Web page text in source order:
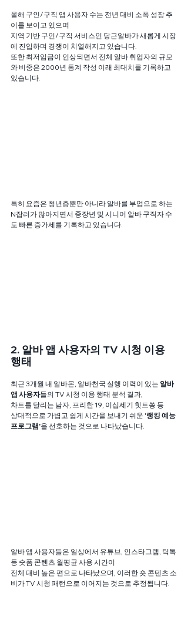
올해 구인/구직 앱 사용자 수는 전년 대비 소폭 성장 추
이를 보이고 있으며
지역 기반 구인/구직 서비스인 당근알바가 새롭게 시장
에 진입하며 경쟁이 치열해지고 있습니다.
또한 최저임금이 인상되면서 전체 알바 취업자의 규모
와 비중은 2000년 통계 작성 이래 최대치를 기록하고
있습니다.
특히 요즘은 청년층뿐만 아니라 알바를 부업으로 하는
N잡러가 많아지면서 중장년 및 시니어 알바 구직자 수
도 빠른 증가세를 기록하고 있습니다.
2. 알바 앱 사용자의 TV 시청 이용
행태
최근 3개월 내 알바몬, 알바천국 실행 이력이 있는 알바
앱 사용자들의 TV 시청 이용 행태 분석 결과,
차트를 달리는 남자, 프리한 19, 이십세기 힛트쏭 등
상대적으로 가볍고 쉽게 시간을 보내기 쉬운 '랭킹 예능
프로그램'을 선호하는 것으로 나타났습니다.
알바 앱 사용자들은 일상에서 유튜브, 인스타그램, 틱톡
등 숏폼 콘텐츠 월평균 사용 시간이
전체 대비 높은 편으로 나타났으며, 이러한 숏 콘텐츠 소
비가 TV 시청 패턴으로 이어지는 것으로 추정됩니다.